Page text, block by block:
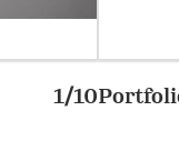
Wilhelm